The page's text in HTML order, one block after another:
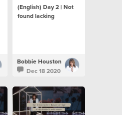
(English) Day 2 | Not
found lacking
Bobbie Houston
Dec 18 2020